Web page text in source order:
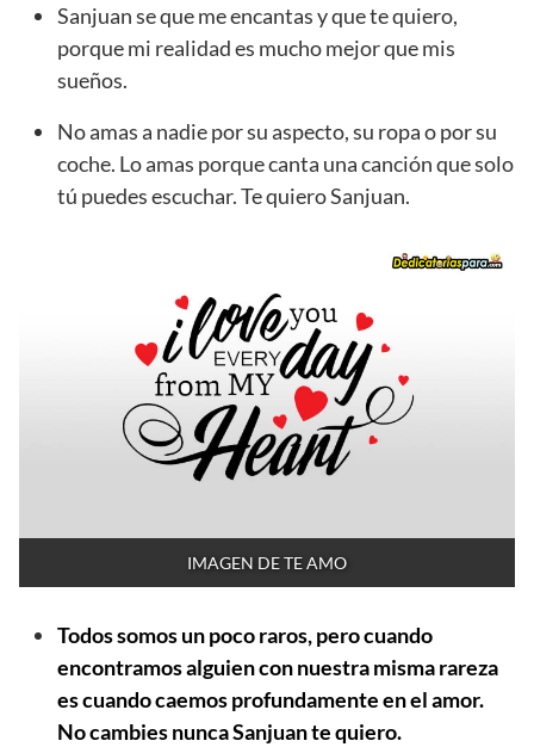
Sanjuan se que me encantas y que te quiero,
porque mi realidad es mucho mejor que mis
sueños.
No amas a nadie por su aspecto, su ropa o por su
coche. Lo amas porque canta una canción que solo
tú puedes escuchar. Te quiero Sanjuan.
IMAGEN DE TE AMO
Todos somos un poco raros, pero cuando
encontramos alguien con nuestra misma rareza
es cuando caemos profundamente en el amor.
No cambies nunca Sanjuan te quiero.